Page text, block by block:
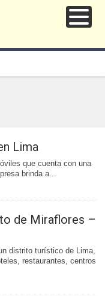
Lima
que cuenta con una
brinda a...
de Miraflores –
distrito turístico de Lima,
restaurantes, centros